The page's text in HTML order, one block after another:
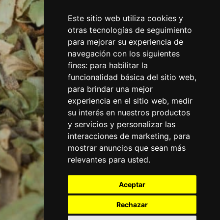
Este sitio web utiliza cookies y
otras tecnologías de seguimiento
para mejorar su experiencia de
navegación con los siguientes
fines: para habilitar la
funcionalidad básica del sitio web,
para brindar una mejor
experiencia en el sitio web, medir
su interés en nuestros productos
y servicios y personalizar las
interacciones de marketing, para
mostrar anuncios que sean más
relevantes para usted.
Aceptar
Rechazar